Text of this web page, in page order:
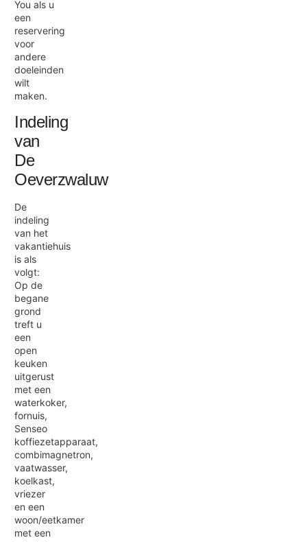
You als u
een
reservering
voor
andere
doeleinden
wilt
maken.
Indeling
van
De
Oeverzwaluw
De
indeling
van het
vakantiehuis
is als
volgt:
Op de
begane
grond
treft u
een
open
keuken
uitgerust
met een
waterkoker,
fornuis,
Senseo
koffiezetapparaat,
combimagnetron,
vaatwasser,
koelkast,
vriezer
en een
woon/eetkamer
met een